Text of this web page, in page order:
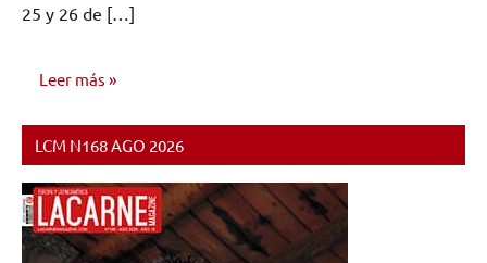
25 y 26 de […]
Leer más
NOTICIAS
LCM N168 AGO 2026